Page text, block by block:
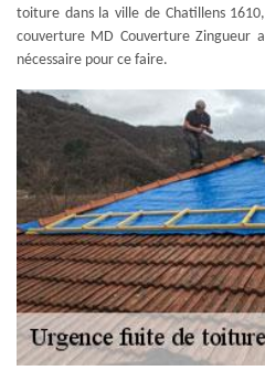
toiture dans la ville de Chatillens
couverture MD Couverture Zingueur
nécessaire pour ce faire.